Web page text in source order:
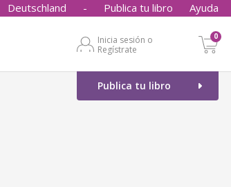
Deutschland - Publica tu libro Ayuda
Inicia sesión o
Regístrate
0
Publica tu libro